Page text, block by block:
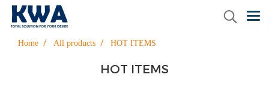
Home All products HOT ITEMS
HOT ITEMS